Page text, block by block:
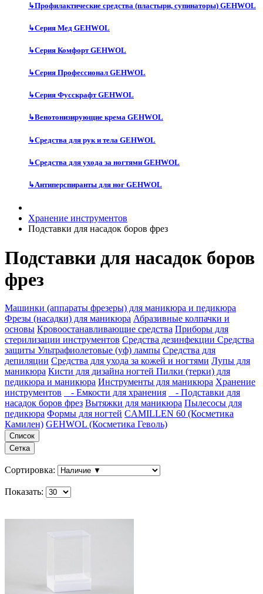
↳Профилактические средства (пластыри, супинаторы) GEHWOL
↳Серия Мед GEHWOL
↳Серия Комфорт GEHWOL
↳Серия Профессионал GEHWOL
↳Серия Фусскрафт GEHWOL
↳Венотонизирующие крема GEHWOL
↳Средства для рук и тела GEHWOL
↳Средства для ухода за ногтями GEHWOL
↳Антиперспиранты для ног GEHWOL
Хранение инструментов
Подставки для насадок боров фрез
Подставки для насадок боров
фрез
Машинки (аппараты фрезеры) для маникюра и педикюра
Фрезы (насадки) для маникюра Абразивные колпачки и
основы Кровоостанавливающие средства Приборы для
стерилизации инструментов Средства дезинфекции Средства
защиты Ультрафиолетовые (уф) лампы Средства для
депиляции Средства для ухода за кожей и ногтями Лупы для
маникюра Кисти для дизайна ногтей Пилки (терки) для
педикюра и маникюра Инструменты для маникюра Хранение
инструментов
- Емкости для хранения
- Подставки для
насадок боров фрез Вытяжки для маникюра Пылесосы для
педикюра Формы для ногтей CAMILLEN 60 (Косметика
Камилен) GEHWOL (Косметика Геволь)
Список
Сетка
Сортировка:
Показать: